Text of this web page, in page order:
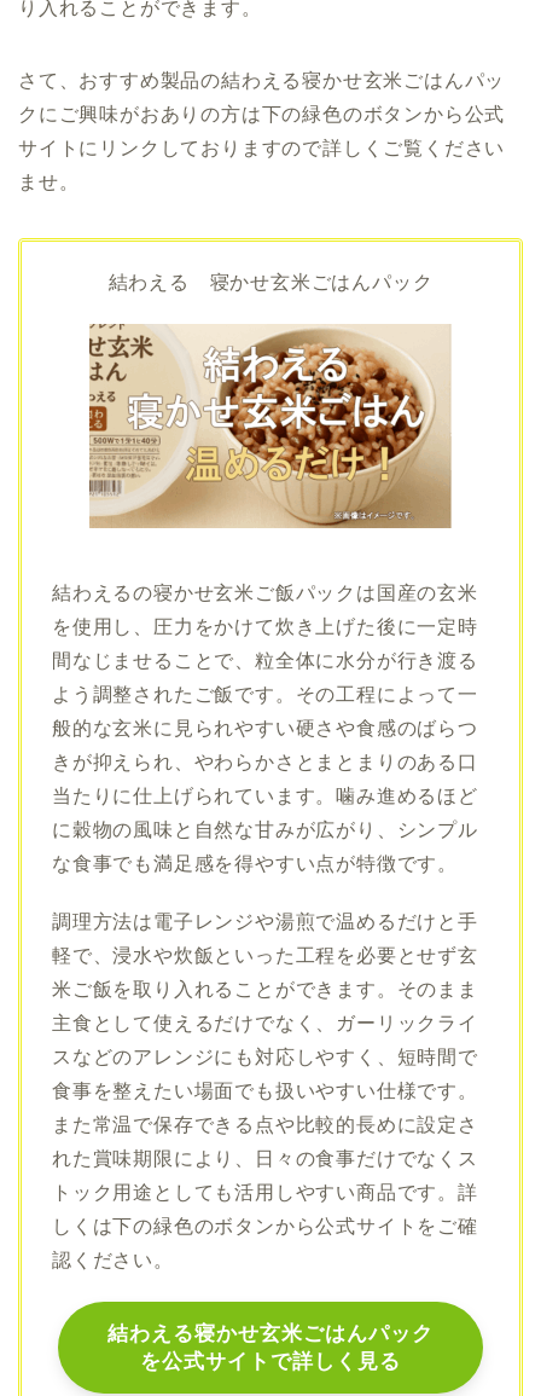
り入れることができます。
さて、おすすめ製品の結わえる寝かせ玄米ごはんパッ
クにご興味がおありの方は下の緑色のボタンから公式
サイトにリンクしておりますので詳しくご覧ください
ませ。
結わえる 寝かせ玄米ごはんパック
結わえるの寝かせ玄米ご飯パックは国産の玄米
を使用し、圧力をかけて炊き上げた後に一定時
間なじませることで、粒全体に水分が行き渡る
よう調整されたご飯です。その工程によって一
般的な玄米に見られやすい硬さや食感のばらつ
きが抑えられ、やわらかさとまとまりのある口
当たりに仕上げられています。噛み進めるほど
に穀物の風味と自然な甘みが広がり、シンプル
な食事でも満足感を得やすい点が特徴です。
調理方法は電子レンジや湯煎で温めるだけと手
軽で、浸水や炊飯といった工程を必要とせず玄
米ご飯を取り入れることができます。そのまま
主食として使えるだけでなく、ガーリックライ
スなどのアレンジにも対応しやすく、短時間で
食事を整えたい場面でも扱いやすい仕様です。
また常温で保存できる点や比較的長めに設定さ
れた賞味期限により、日々の食事だけでなくス
トック用途としても活用しやすい商品です。詳
しくは下の緑色のボタンから公式サイトをご確
認ください。
結わえる寝かせ玄米ごはんパック
を公式サイトで詳しく見る